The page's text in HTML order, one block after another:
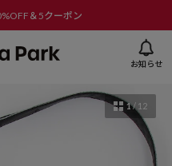
＆5クーポン
お知らせ
1/ 12